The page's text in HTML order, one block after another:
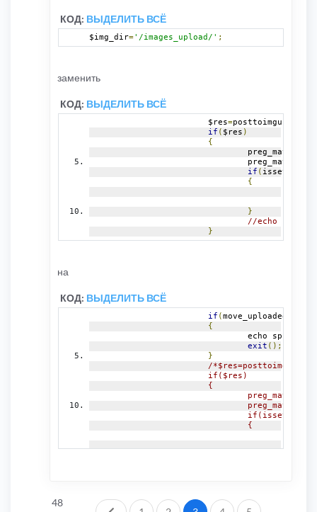
КОД: ВЫДЕЛИТЬ ВСЁ
$img_dir='/images_upload/' ;
заменить
КОД: ВЫДЕЛИТЬ ВСЁ
			$res
=posttoimgur
if ( $res )
{
				preg_match
				preg_match
if ( isset
{
}
//echo $res;
}
на
КОД: ВЫДЕЛИТЬ ВСЁ
if (move_uploaded_file
{
				echo sprintf
exit ();
}
/
			if($res)
			{
				{
48